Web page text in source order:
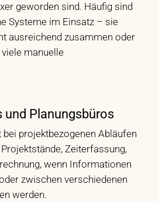
geworden sind. Häufig sind
Systeme im Einsatz – sie
ausreichend zusammen oder
manuelle
und Planungsbüros
projektbezogenen Abläufen
Zeiterfassung,
wenn Informationen
zwischen verschiedenen
werden.